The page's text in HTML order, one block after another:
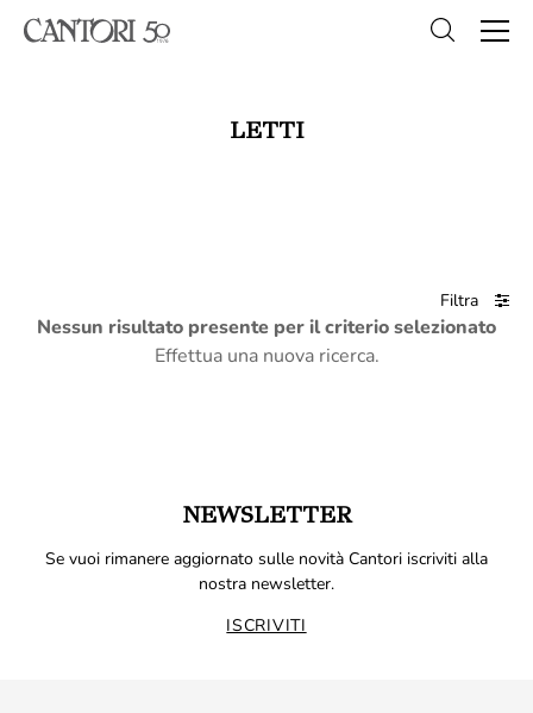
LETTI
Filtra
Nessun risultato presente per il criterio selezionato
Effettua una nuova ricerca.
NEWSLETTER
Se vuoi rimanere aggiornato sulle novità Cantori iscriviti alla
nostra newsletter.
ISCRIVITI